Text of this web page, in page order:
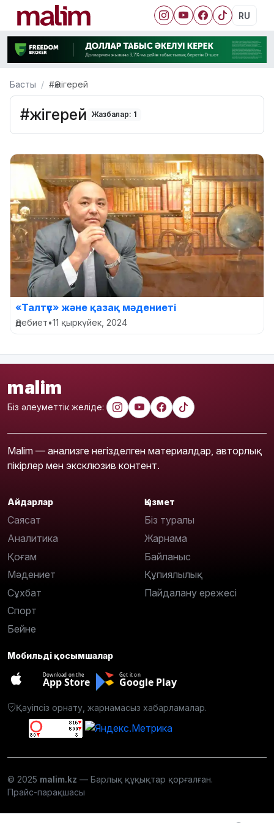
RU
Басты #Әжігерей
#Әжігерей Жазбалар: 1
«Талтүс» және қазақ мәдениеті
Әдебиет•11 қыркүйек, 2024
malim
Біз әлеуметтік желіде:
Malim — анализге негізделген материалдар, авторлық
пікірлер мен эксклюзив контент.
Айдарлар
Саясат
Аналитика
Қоғам
Мәдениет
Сұхбат
Спорт
Бейне
Қызмет
Біз туралы
Жарнама
Байланыс
Құпиялылық
Пайдалану ережесі
Мобильді қосымшалар
Download on the
App Store
Get it on
Google Play
Қауіпсіз орнату, жарнамасыз хабарламалар.
© 2025 malim.kz — Барлық құқықтар қорғалған.
Прайс-парақшасы